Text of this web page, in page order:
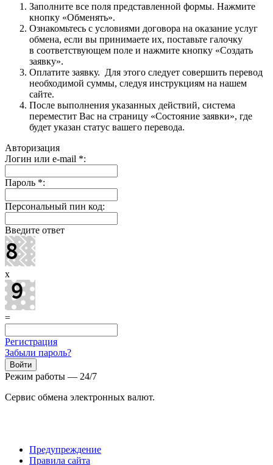
Заполните все поля представленной формы. Нажмите
кнопку «Обменять».
Ознакомьтесь с условиями договора на оказание услуг
обмена, если вы принимаете их, поставьте галочку
в соответствующем поле и нажмите кнопку «Создать
заявку».
Оплатите заявку. Для этого следует совершить перевод
необходимой суммы, следуя инструкциям на нашем
сайте.
После выполнения указанных действий, система
переместит Вас на страницу «Состояние заявки», где
будет указан статус вашего перевода.
Авторизация
Логин или e-mail *:
Пароль *:
Персональный пин код:
Введите ответ
x
=
Регистрация
Забыли пароль?
Режим работы — 24/7
Сервис обмена электронных валют.
Предупреждение
Правила сайта